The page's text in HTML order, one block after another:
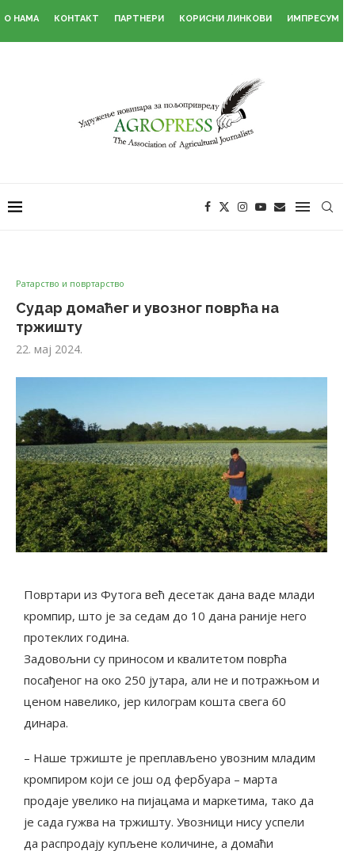
О НАМА КОНТАКТ ПАРТНЕРИ КОРИСНИ ЛИНКОВИ ИМПРЕСУМ
Ратарство и повртарство
Судар домаћег и увозног поврћа на
тржишту
22. мај 2024.
Повртари из Футога већ десетак дана ваде млади
кромпир, што је за седам до 10 дана раније него
протеклих година.
Задовољни су приносом и квалитетом поврћа
посађеног на око 250 јутара, али не и потражњом и
ценом навелико, јер килограм кошта свега 60
динара.
– Наше тржиште је преплављено увозним младим
кромпиром који се још од фербуара – марта
продаје увелико на пијацама и маркетима, тако да
је сада гужва на тржишту. Увозници нису успели
да распродају купљене количине, а домаћи